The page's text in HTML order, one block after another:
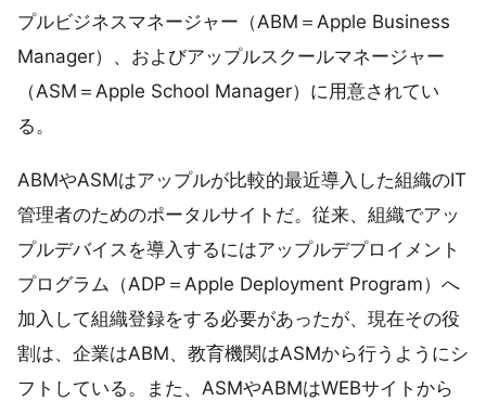
プルビジネスマネージャー（ABM＝Apple Business
Manager）、およびアップルスクールマネージャー
（ASM＝Apple School Manager）に用意されてい
る。
ABMやASMはアップルが比較的最近導入した組織のIT
管理者のためのポータルサイトだ。従来、組織でアッ
プルデバイスを導入するにはアップルデプロイメント
プログラム（ADP＝Apple Deployment Program）へ
加入して組織登録をする必要があったが、現在その役
割は、企業はABM、教育機関はASMから行うようにシ
フトしている。また、ASMやABMはWEBサイトから